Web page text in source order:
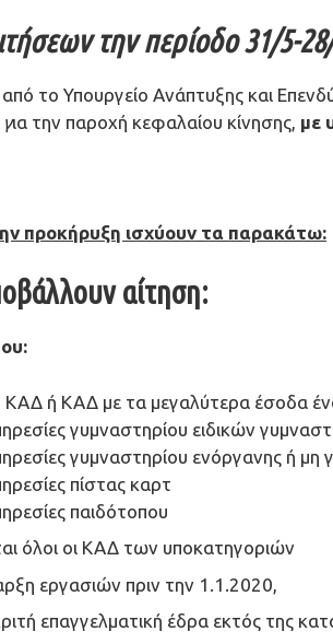
την περίοδο 31/5-
το Υπουργείο Ανάπτυξης και
ια την παροχή κεφαλαίου κίνησης, με
προκήρυξη ισχύουν τα παρακάτω:
αίτηση:
ΚΑΔ ή ΚΑΔ με τα μεγαλύτερα έσοδα
γυμναστηρίου ειδικών
γυμναστηρίου ενόργανης ή μη
πίστας καρτ
παιδότοπου
όλοι οι ΚΑΔ των υποκατηγοριών
εργασιών πριν την 1.1.2020,
επαγγελματική έδρα εκτός της